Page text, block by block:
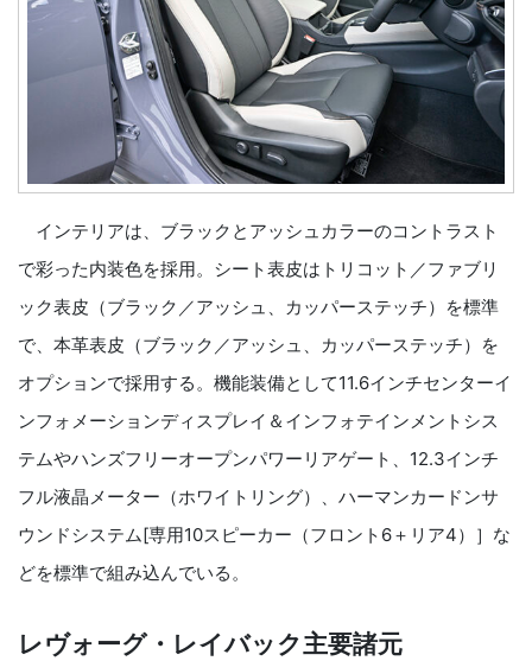
インテリアは、ブラックとアッシュカラーのコントラスト
で彩った内装色を採用。シート表皮はトリコット／ファブリ
ック表皮（ブラック／アッシュ、カッパーステッチ）を標準
で、本革表皮（ブラック／アッシュ、カッパーステッチ）を
オプションで採用する。機能装備として11.6インチセンターイ
ンフォメーションディスプレイ＆インフォテインメントシス
テムやハンズフリーオープンパワーリアゲート、12.3インチ
フル液晶メーター（ホワイトリング）、ハーマンカードンサ
ウンドシステム[専用10スピーカー（フロント6＋リア4）］な
どを標準で組み込んでいる。
レヴォーグ・レイバック主要諸元